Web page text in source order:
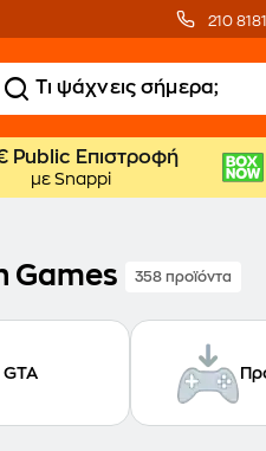
210
Public Επιστροφή
με Snappi
Games 358 προϊόντα
GTA